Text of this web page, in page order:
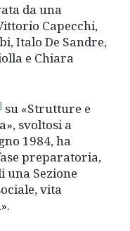
da una
Capecchi,
Italo De Sandre,
e Chiara
su «Strutture e
svoltosi a
1984, ha
preparatoria,
una Sezione
vita